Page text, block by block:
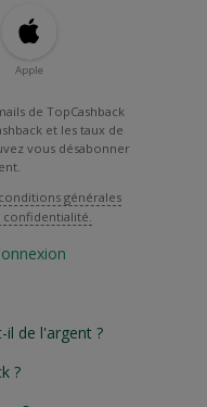
Apple
de TopCashback
et les taux de
vous désabonner
conditions générales
il de l'argent ?
?